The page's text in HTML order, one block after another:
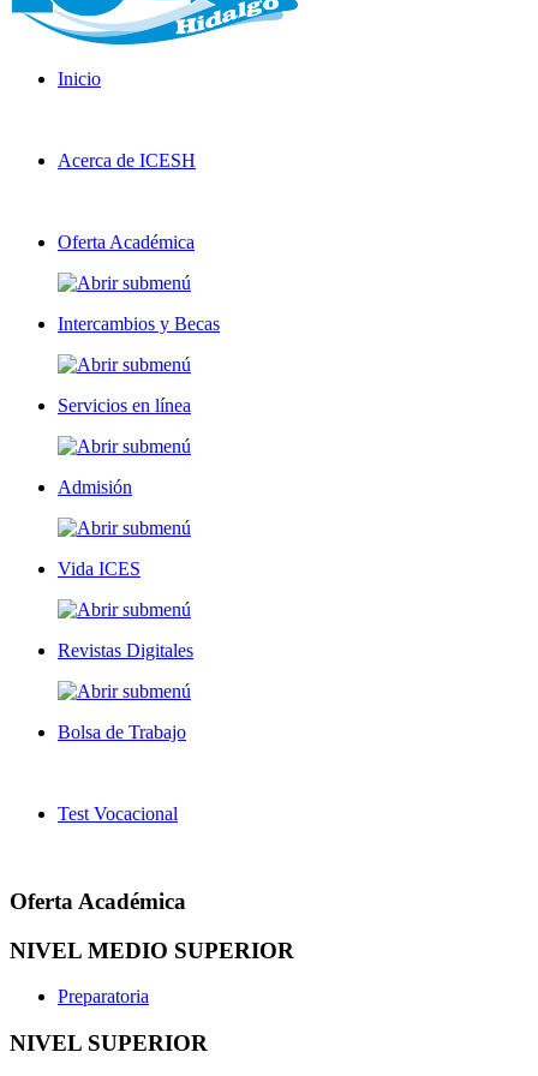
Inicio
Acerca de ICESH
Oferta Académica
Intercambios y Becas
Servicios en línea
Admisión
Vida ICES
Revistas Digitales
Bolsa de Trabajo
Test Vocacional
Oferta Académica
NIVEL MEDIO SUPERIOR
Preparatoria
NIVEL SUPERIOR